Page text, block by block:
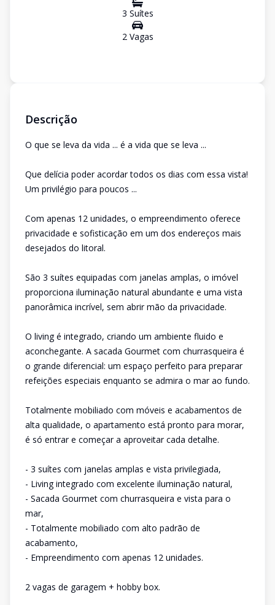
3 Suítes
2Vagas
Descrição
O que se leva da vida ... é a vida que se leva ...
Que delícia poder acordar todos os dias com essa vista!
Um privilégio para poucos ...
Com apenas 12 unidades, o empreendimento oferece
privacidade e sofisticação em um dos endereços mais
desejados do litoral.
São 3 suítes equipadas com janelas amplas, o imóvel
proporciona iluminação natural abundante e uma vista
panorâmica incrível, sem abrir mão da privacidade.
O living é integrado, criando um ambiente fluido e
aconchegante. A sacada Gourmet com churrasqueira é
o grande diferencial: um espaço perfeito para preparar
refeições especiais enquanto se admira o mar ao fundo.
Totalmente mobiliado com móveis e acabamentos de
alta qualidade, o apartamento está pronto para morar,
é só entrar e começar a aproveitar cada detalhe.
- 3 suítes com janelas amplas e vista privilegiada,
- Living integrado com excelente iluminação natural,
- Sacada Gourmet com churrasqueira e vista para o
mar,
- Totalmente mobiliado com alto padrão de
acabamento,
- Empreendimento com apenas 12 unidades.
2 vagas de garagem + hobby box.